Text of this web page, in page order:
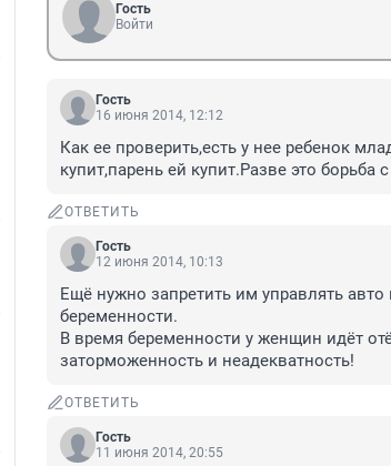
Гость
Войти
Гость
16 июня 2014, 12:12
Как ее проверить,есть у нее ребенок
купит,парень ей купит.Разве это борьба
ОТВЕТИТЬ
Гость
12 июня 2014, 10:13
Ещё нужно запретить им управлять
беременности.
В время беременности у женщин идёт
заторможенность и неадекватность!
ОТВЕТИТЬ
Гость
11 июня 2014, 20:55